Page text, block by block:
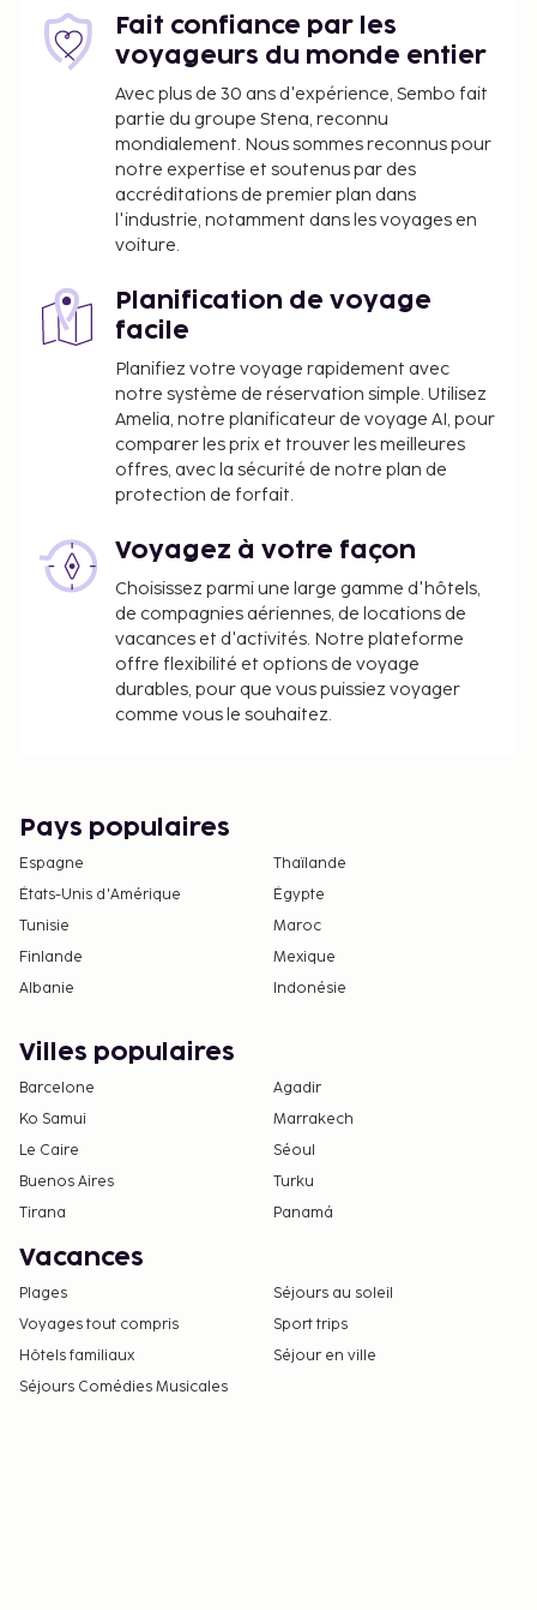
Fait confiance par les
voyageurs du monde entier
Avec plus de 30 ans d'expérience, Sembo fait
partie du groupe Stena, reconnu
mondialement. Nous sommes reconnus pour
notre expertise et soutenus par des
accréditations de premier plan dans
l'industrie, notamment dans les voyages en
voiture.
Planification de voyage
facile
Planifiez votre voyage rapidement avec
notre système de réservation simple. Utilisez
Amelia, notre planificateur de voyage AI, pour
comparer les prix et trouver les meilleures
offres, avec la sécurité de notre plan de
protection de forfait.
Voyagez à votre façon
Choisissez parmi une large gamme d'hôtels,
de compagnies aériennes, de locations de
vacances et d'activités. Notre plateforme
offre flexibilité et options de voyage
durables, pour que vous puissiez voyager
comme vous le souhaitez.
Pays populaires
Espagne
Thaïlande
États-Unis d'Amérique
Égypte
Tunisie
Maroc
Finlande
Mexique
Albanie
Indonésie
Villes populaires
Barcelone
Agadir
Ko Samui
Marrakech
Le Caire
Séoul
Buenos Aires
Turku
Tirana
Panamá
Vacances
Plages
Séjours au soleil
Voyages tout compris
Sport trips
Hôtels familiaux
Séjour en ville
Séjours Comédies Musicales